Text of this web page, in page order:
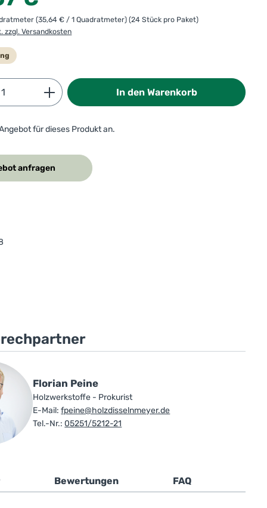
(35,64 € / 1 Quadratmeter)(24 Stück pro Paket)
zzgl. Versandkosten
Gib den gewünschten Wert ein
In den Warenkorb
für dieses Produkt an.
anfragen
Florian Peine
Holzwerkstoffe - Prokurist
E-Mail: fpeine@holzdisselnmeyer.de
Tel.-Nr.: 05251/5212-21
Bewertungen FAQ